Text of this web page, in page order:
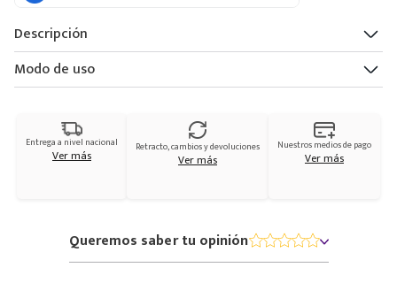
Descripción
Modo de uso
Entrega a nivel nacional
Ver más Retracto, cambios y devoluciones
Ver más
Nuestros medios de pago
Ver más
Queremos saber tu opinión